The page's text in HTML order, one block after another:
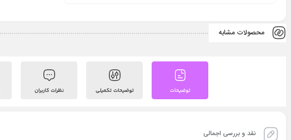
محصولات مشابه
توضیحات توضیحات تکمیلی نظرات کاربران
نقد و بررسی اجمالی